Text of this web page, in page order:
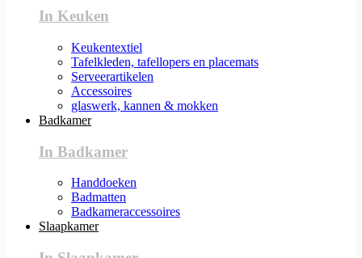
In Keuken
Keukentextiel
Tafelkleden, tafellopers en placemats
Serveerartikelen
Accessoires
glaswerk, kannen & mokken
Badkamer
In Badkamer
Handdoeken
Badmatten
Badkameraccessoires
Slaapkamer